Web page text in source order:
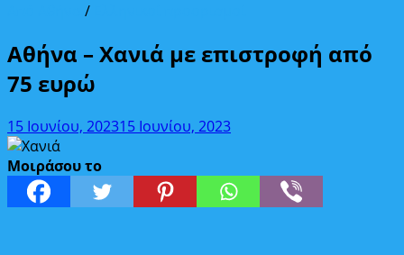
/
Αθήνα – Χανιά με επιστροφή από
75 ευρώ
15 Ιουνίου, 202315 Ιουνίου, 2023
Μοιράσου το